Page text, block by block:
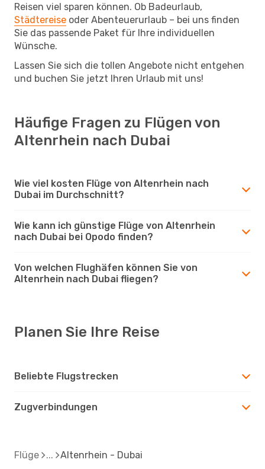
Reisen viel sparen können. Ob Badeurlaub,
Städtereise oder Abenteuerurlaub – bei uns finden
Sie das passende Paket für Ihre individuellen
Wünsche.
Lassen Sie sich die tollen Angebote nicht entgehen
und buchen Sie jetzt Ihren Urlaub mit uns!
Häufige Fragen zu Flügen von
Altenrhein nach Dubai
Wie viel kosten Flüge von Altenrhein nach
Dubai im Durchschnitt?
Wie kann ich günstige Flüge von Altenrhein
nach Dubai bei Opodo finden?
Von welchen Flughäfen können Sie von
Altenrhein nach Dubai fliegen?
Planen Sie Ihre Reise
Beliebte Flugstrecken
Zugverbindungen
Flüge Altenrhein - Dubai